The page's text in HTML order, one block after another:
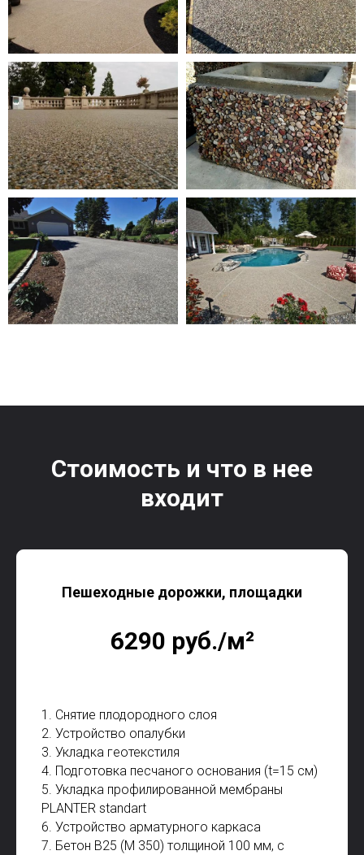
Стоимость и что в нее
входит
Пешеходные дорожки, площадки
6290 руб./м²
1. Снятие плодородного слоя
2. Устройство опалубки
3. Укладка геотекстиля
4. Подготовка песчаного основания (t=15 см)
5. Укладка профилированной мембраны
PLANTER standаrt
6. Устройство арматурного каркаса
7. Бетон В25 (М 350) толщиной 100 мм, с